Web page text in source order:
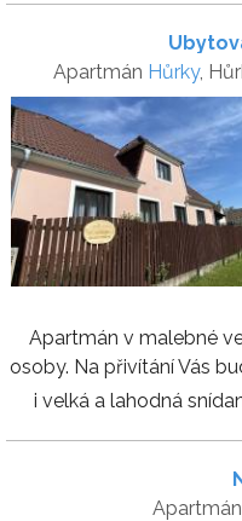
Apartmán Hůrky,
Apartmán v malebné
osoby. Na přivítání Vás
i velká a lahodná
Apartmán